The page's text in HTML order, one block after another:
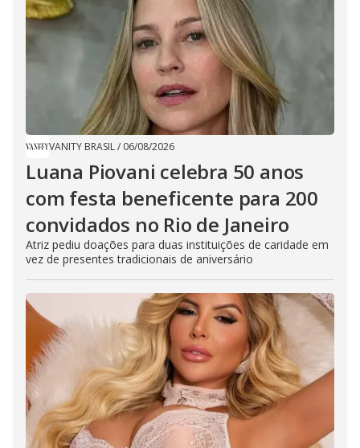
VANITY BRASIL/ 06/08/2026
Luana Piovani celebra 50 anos
com festa beneficente para 200
convidados no Rio de Janeiro
Atriz pediu doações para duas instituições de caridade em
vez de presentes tradicionais de aniversário